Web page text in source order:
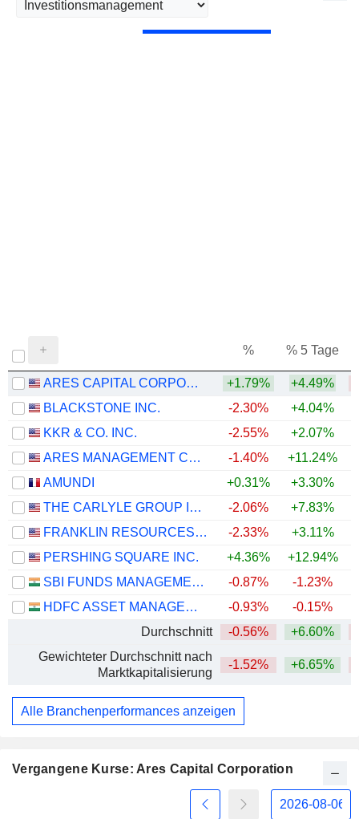
% % 5 Tage
ARES CAPITAL CORPORATION +1.79% +4.49%
BLACKSTONE INC.
-2.30% +4.04%
KKR & CO. INC.
-2.55% +2.07%
ARES MANAGEMENT CORPORATION
-1.40% +11.24%
AMUNDI
+0.31% +3.30%
THE CARLYLE GROUP INC.
-2.06% +7.83%
FRANKLIN RESOURCES, INC.
-2.33% +3.11%
PERSHING SQUARE INC.
+4.36%
+12.94%
SBI FUNDS MANAGEMENT LIMITED
-0.87%
-1.23%
HDFC ASSET MANAGEMENT COMPANY LIMITED
-0.93% -0.15%
Durchschnitt
-0.56% +6.60%
Gewichteter Durchschnitt nach
Marktkapitalisierung
-1.52% +6.65%
Alle Branchenperformances anzeigen
Vergangene Kurse: Ares Capital Corporation